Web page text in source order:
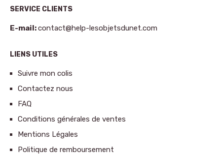
SERVICE CLIENTS
E-mail:contact@help-lesobjetsdunet.com
LIENS UTILES
Suivre mon colis
Contactez nous
FAQ
Conditions générales de ventes
Mentions Légales
Politique de remboursement